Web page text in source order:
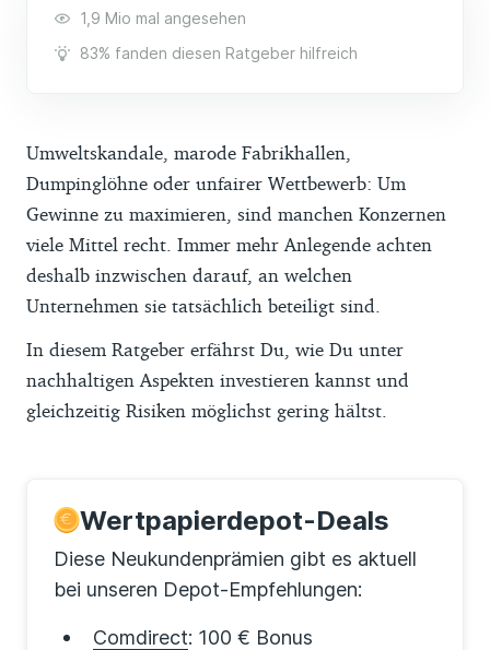
1,9 Mio mal angesehen
83% fanden diesen Ratgeber hilfreich
Umweltskandale, marode Fabrikhallen,
Dumpinglöhne oder unfairer Wettbewerb: Um
Gewinne zu maximieren, sind manchen Konzernen
viele Mittel recht. Immer mehr Anlegende achten
deshalb inzwischen darauf, an welchen
Unternehmen sie tatsächlich beteiligt sind.
In diesem Ratgeber erfährst Du, wie Du unter
nachhaltigen Aspekten investieren kannst und
gleichzeitig Risiken möglichst gering hältst.
Wertpapierdepot-Deals
Diese Neukundenprämien gibt es aktuell
bei unseren Depot-Empfehlungen:
Comdirect: 100 € Bonus